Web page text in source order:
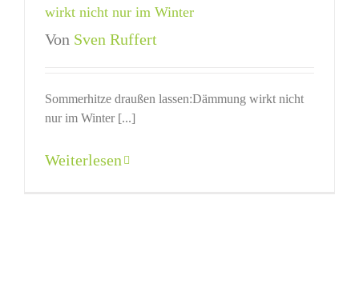
wirkt nicht nur im Winter
Von Sven Ruffert
Sommerhitze draußen lassen:Dämmung wirkt nicht
nur im Winter [...]
Weiterlesen